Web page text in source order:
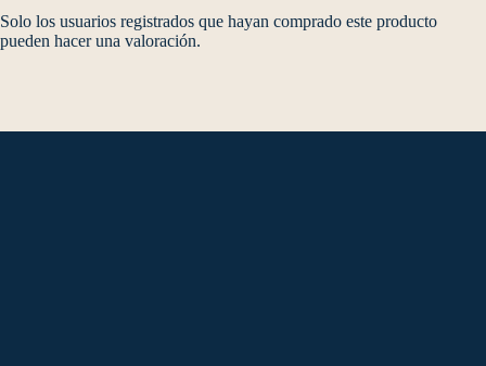
Solo los usuarios registrados que hayan comprado este producto
pueden hacer una valoración.